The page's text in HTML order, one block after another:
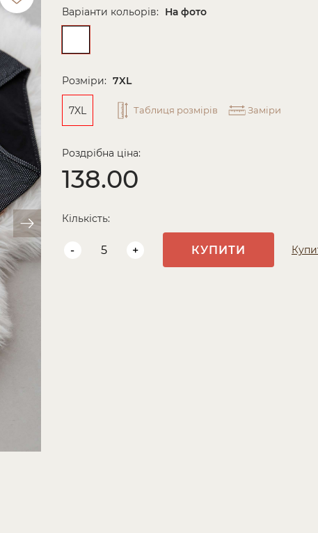
Варіанти кольорів: На фото
Розміри: 7XL
7XL Таблиця розмірів Заміри
Роздрібна ціна:
138.00
Кількість:
- + КУПИТИ